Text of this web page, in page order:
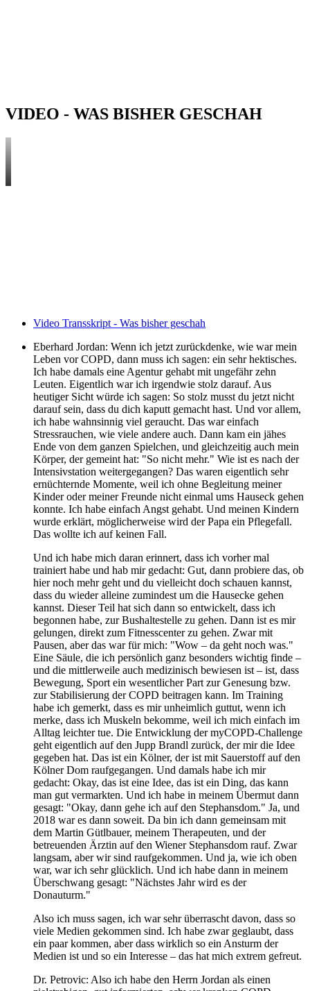
VIDEO - WAS BISHER GESCHAH
Video Transskript - Was bisher geschah
Eberhard Jordan: Wenn ich jetzt zurückdenke, wie war mein
Leben vor COPD, dann muss ich sagen: ein sehr hektisches.
Ich habe damals eine Agentur gehabt mit ungefähr zehn
Leuten. Eigentlich war ich irgendwie stolz darauf. Aus
heutiger Sicht würde ich sagen: So stolz musst du jetzt nicht
darauf sein, dass du dich kaputt gemacht hast. Und vor allem,
ich habe wahnsinnig viel geraucht. Das war einfach
Stressrauchen, wie viele andere auch. Dann kam ein jähes
Ende von dem ganzen Spielchen, und gleichzeitig auch mein
Körper, der gemeint hat: "So nicht mehr." Wie ist es nach der
Intensivstation weitergegangen? Das waren eigentlich sehr
ernüchternde Momente, weil ich ohne Begleitung meiner
Kinder oder meiner Freunde nicht einmal ums Hauseck gehen
konnte. Ich habe einfach Angst gehabt. Und meinen Kindern
wurde erklärt, möglicherweise wird der Papa ein Pflegefall.
Das wollte ich auf keinen Fall.
Und ich habe mich daran erinnert, dass ich vorher mal
trainiert habe und hab mir gedacht: Gut, dann probiere das, ob
hier noch mehr geht und du vielleicht doch schauen kannst,
dass du wieder alleine zumindest um die Hausecke gehen
kannst. Dieser Teil hat sich dann so entwickelt, dass ich
begonnen habe, zur Bushaltestelle zu gehen. Dann ist es mir
gelungen, direkt zum Fitnesscenter zu gehen. Zwar mit
Pausen, aber das war für mich: "Wow – da geht noch was."
Eine Säule, die ich persönlich ganz besonders wichtig finde –
und die mittlerweile auch medizinisch bewiesen ist – ist, dass
Bewegung, Sport ein wesentlicher Part zur Genesung bzw.
zur Stabilisierung der COPD beitragen kann. Im Training
habe ich gemerkt, dass es mir unheimlich guttut, wenn ich
merke, dass ich Muskeln bekomme, weil ich mich einfach im
Alltag leichter tue. Die Entwicklung der myCOPD-Challenge
geht eigentlich auf den Jupp Brandl zurück, der mir die Idee
gegeben hat. Das ist ein Kölner, der ist mit Sauerstoff auf den
Kölner Dom raufgegangen. Und damals habe ich mir
gedacht: Okay, das ist eine Idee, das ist ein Ding, das kann
man gut vermarkten. Und ich habe in meinem Übermut dann
gesagt: "Okay, dann gehe ich auf den Stephansdom." Ja, und
2018 war es dann soweit. Da bin ich dann gemeinsam mit
dem Martin Gütlbauer, meinem Therapeuten, und der
betreuenden Ärztin auf den Wiener Stephansdom rauf. Zwar
langsam, aber wir sind raufgekommen. Und ja, wie ich oben
war, war ich sehr glücklich. Und ich habe dann in meinem
Überschwang gesagt: "Nächstes Jahr wird es der
Donauturm."
Also ich muss sagen, ich war sehr überrascht davon, dass so
viele Medien gekommen sind. Ich habe zwar geglaubt, dass
ein paar kommen, aber dass wirklich so ein Ansturm der
Medien ist und so ein Interesse – das hat mich extrem gefreut.
Dr. Petrovic: Also ich habe den Herrn Jordan als einen